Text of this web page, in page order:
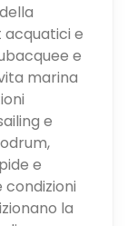
acquatici e
e
marina
e
e
la